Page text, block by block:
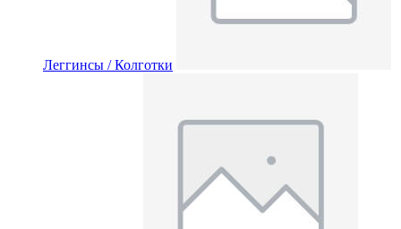
Леггинсы / Колготки